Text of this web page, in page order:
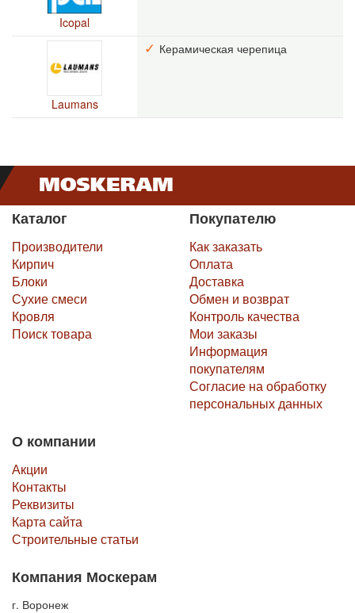
Icopal
Laumans
Керамическая черепица
Каталог
Производители
Кирпич
Блоки
Сухие смеси
Кровля
Поиск товара
Покупателю
Как заказать
Оплата
Доставка
Обмен и возврат
Контроль качества
Мои заказы
Информация
покупателям
Согласие на обработку
персональных данных
О компании
Акции
Контакты
Реквизиты
Карта сайта
Строительные статьи
Компания Москерам
г. Воронеж